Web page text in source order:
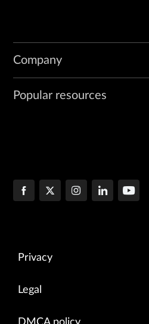
Company
Popular resources
Privacy
Legal